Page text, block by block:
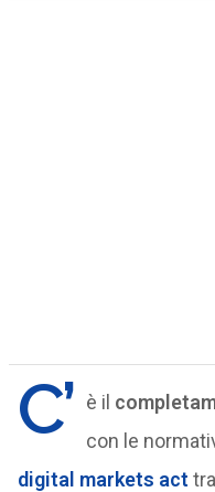
C’ è il
con le
digital markets act